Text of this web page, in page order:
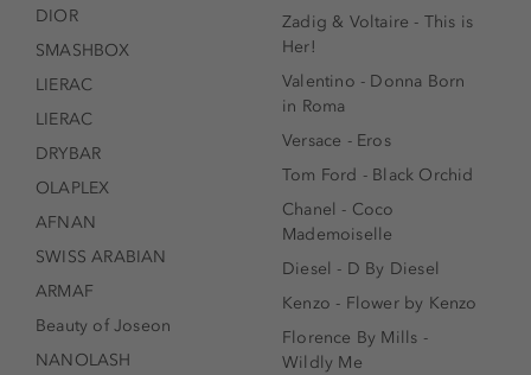
DIOR
SMASHBOX
LIERAC
LIERAC
DRYBAR
OLAPLEX
AFNAN
SWISS ARABIAN
ARMAF
Beauty of Joseon
NANOLASH
Zadig & Voltaire - This is
Her!
Valentino - Donna Born
in Roma
Versace - Eros
Tom Ford - Black Orchid
Chanel - Coco
Mademoiselle
Diesel - D By Diesel
Kenzo - Flower by Kenzo
Florence By Mills -
Wildly Me